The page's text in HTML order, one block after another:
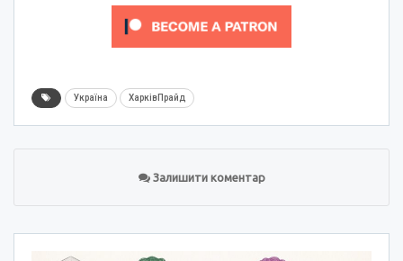
Україна ХарківПрайд
Залишити коментар